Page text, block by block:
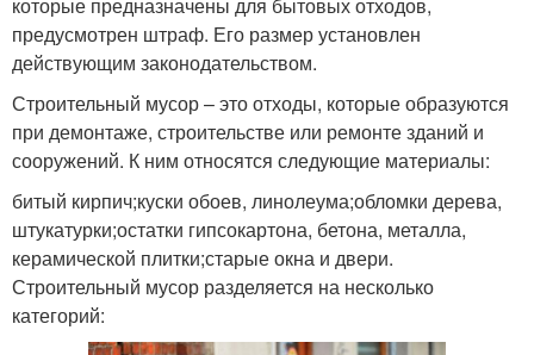
которые предназначены для бытовых отходов,
предусмотрен штраф. Его размер установлен
действующим законодательством.
Строительный мусор – это отходы, которые образуются
при демонтаже, строительстве или ремонте зданий и
сооружений. К ним относятся следующие материалы:
битый кирпич;куски обоев, линолеума;обломки дерева,
штукатурки;остатки гипсокартона, бетона, металла,
керамической плитки;старые окна и двери.
Строительный мусор разделяется на несколько
категорий: